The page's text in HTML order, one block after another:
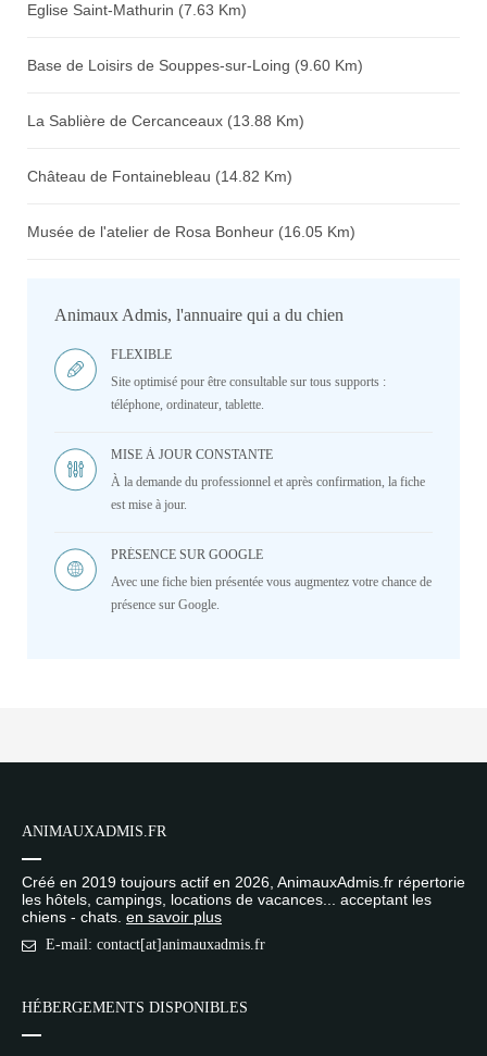
Eglise Saint-Mathurin (7.63 Km)
Base de Loisirs de Souppes-sur-Loing (9.60 Km)
La Sablière de Cercanceaux (13.88 Km)
Château de Fontainebleau (14.82 Km)
Musée de l'atelier de Rosa Bonheur (16.05 Km)
Animaux Admis, l'annuaire qui a du chien
FLEXIBLE
Site optimisé pour être consultable sur tous supports :
téléphone, ordinateur, tablette.
MISE À JOUR CONSTANTE
À la demande du professionnel et après confirmation, la fiche
est mise à jour.
PRÉSENCE SUR GOOGLE
Avec une fiche bien présentée vous augmentez votre chance de
présence sur Google.
ANIMAUXADMIS.FR
Créé en 2019 toujours actif en 2026, AnimauxAdmis.fr répertorie
les hôtels, campings, locations de vacances... acceptant les
chiens - chats. en savoir plus
E-mail: contact[at]animauxadmis.fr
HÉBERGEMENTS DISPONIBLES